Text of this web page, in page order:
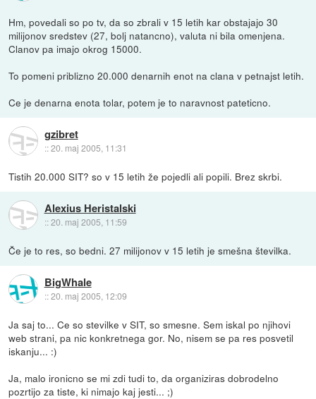
Hm, povedali so po tv, da so zbrali v 15 letih kar obstajajo 30
milijonov sredstev (27, bolj natancno), valuta ni bila omenjena.
Clanov pa imajo okrog 15000.
To pomeni priblizno 20.000 denarnih enot na clana v petnajst letih.
Ce je denarna enota tolar, potem je to naravnost pateticno.
gzibret
::20. maj 2005, 11:31
Tistih 20.000 SIT? so v 15 letih že pojedli ali popili. Brez skrbi.
Alexius Heristalski
::20. maj 2005, 11:59
Če je to res, so bedni. 27 milijonov v 15 letih je smešna številka.
BigWhale
::20. maj 2005, 12:09
Ja saj to... Ce so stevilke v SIT, so smesne. Sem iskal po njihovi
web strani, pa nic konkretnega gor. No, nisem se pa res posvetil
iskanju... :)
Ja, malo ironicno se mi zdi tudi to, da organiziras dobrodelno
pozrtijo za tiste, ki nimajo kaj jesti... ;)